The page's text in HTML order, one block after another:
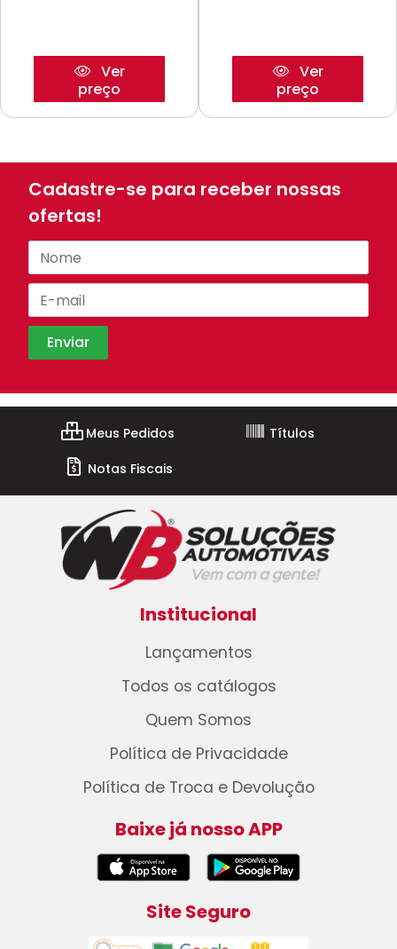
Ver
preço
Ver
preço
Cadastre-se para receber nossas
ofertas!
Meus Pedidos
Títulos
Notas Fiscais
Institucional
Lançamentos
Todos os catálogos
Quem Somos
Política de Privacidade
Política de Troca e Devolução
Baixe já nosso APP
Site Seguro